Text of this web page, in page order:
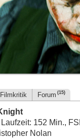
Filmkritik Forum (15)
152 Min.,
Nolan